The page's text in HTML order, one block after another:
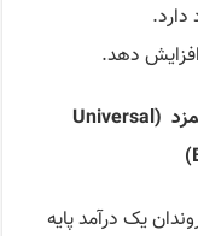
دارد.
دهد.
(Universal
یک درآمد پایه